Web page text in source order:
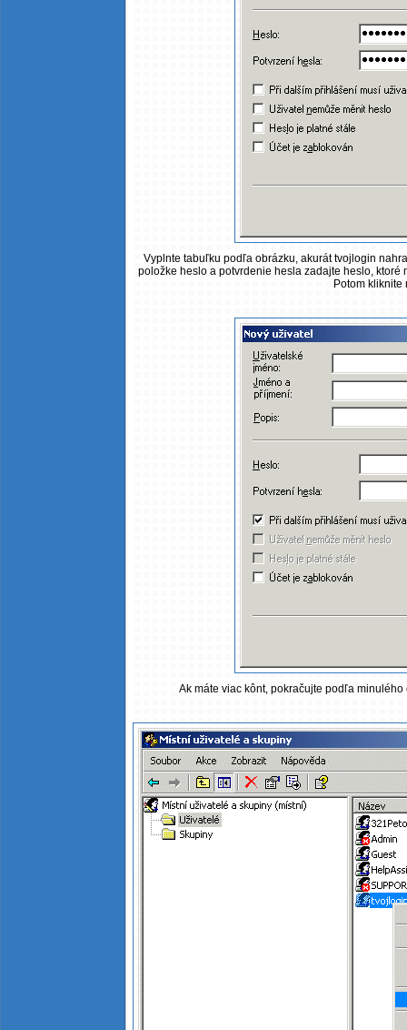
Vyplnte tabuľku podľa obrázku, akurát tvojlogin
položke heslo a potvrdenie hesla zadajte heslo, ktoré
Potom kliknite
Ak máte viac kônt, pokračujte podľa